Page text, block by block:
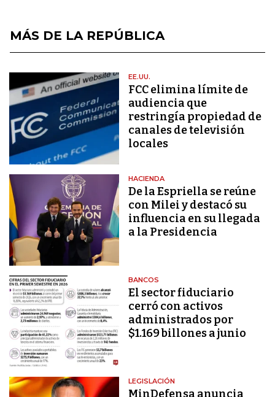
MÁS DE LA REPÚBLICA
EE.UU.
FCC elimina límite de
audiencia que
restringía propiedad de
canales de televisión
locales
HACIENDA
De la Espriella se reúne
con Milei y destacó su
influencia en su llegada
a la Presidencia
BANCOS
El sector fiduciario
cerró con activos
administrados por
$1.169 billones a junio
LEGISLACIÓN
MinDefensa anuncia